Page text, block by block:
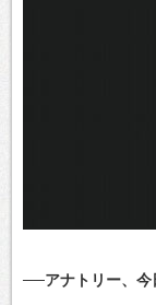
──アナトリー、今